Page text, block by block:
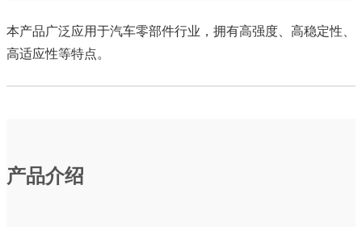
本产品广泛应用于汽车零部件行业，拥有高强度、高稳定性、
高适应性等特点。
产品介绍